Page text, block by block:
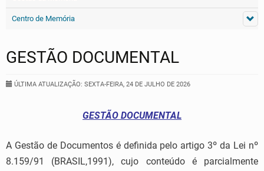
Centro de Memória
GESTÃO DOCUMENTAL
ÚLTIMA ATUALIZAÇÃO: SEXTA-FEIRA, 24 DE JULHO DE 2026
GESTÃO DOCUMENTAL
A Gestão de Documentos é definida pelo artigo 3º da Lei nº
8.159/91 (BRASIL,1991), cujo conteúdo é parcialmente